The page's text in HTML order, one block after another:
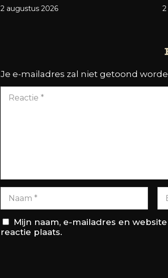
2 augustus 2026
Je e-mailadres zal niet getoond
Mijn naam, e-mailadres en
reactie plaats.